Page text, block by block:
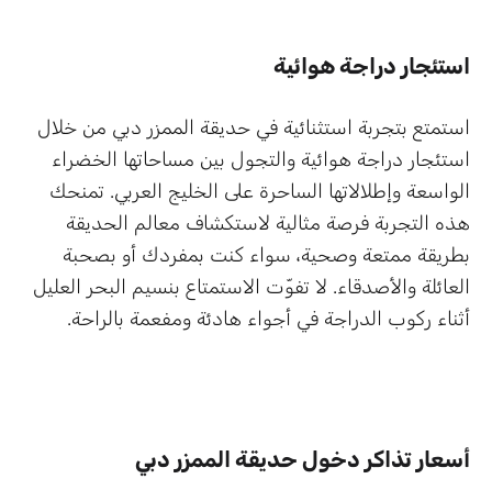
استئجار دراجة هوائية
استمتع بتجربة استثنائية في حديقة الممزر دبي من خلال
استئجار دراجة هوائية والتجول بين مساحاتها الخضراء
الواسعة وإطلالاتها الساحرة على الخليج العربي. تمنحك
هذه التجربة فرصة مثالية لاستكشاف معالم الحديقة
بطريقة ممتعة وصحية، سواء كنت بمفردك أو بصحبة
العائلة والأصدقاء. لا تفوّت الاستمتاع بنسيم البحر العليل
أثناء ركوب الدراجة في أجواء هادئة ومفعمة بالراحة.
أسعار تذاكر دخول حديقة الممزر دبي